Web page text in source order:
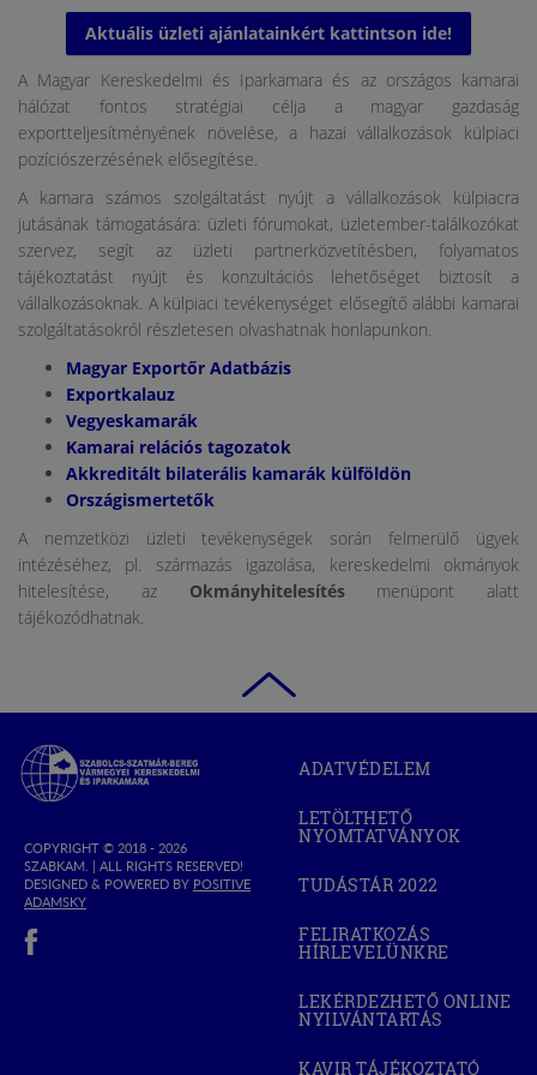
Aktuális üzleti ajánlatainkért kattintson ide!
A Magyar Kereskedelmi és Iparkamara és az országos kamarai
hálózat fontos stratégiai célja a magyar gazdaság
exportteljesítményének növelése, a hazai vállalkozások külpiaci
pozíciószerzésének elősegítése.
A kamara számos szolgáltatást nyújt a vállalkozások külpiacra
jutásának támogatására: üzleti fórumokat, üzletember-találkozókat
szervez, segít az üzleti partnerközvetítésben, folyamatos
tájékoztatást nyújt és konzultációs lehetőséget biztosít a
vállalkozásoknak. A külpiaci tevékenységet elősegítő alábbi kamarai
szolgáltatásokról részletesen olvashatnak honlapunkon.
Magyar Exportőr Adatbázis
Exportkalauz
Vegyeskamarák
Kamarai relációs tagozatok
Akkreditált bilaterális kamarák külföldön
Országismertetők
A nemzetközi üzleti tevékenységek során felmerülő ügyek
intézéséhez, pl. származás igazolása, kereskedelmi okmányok
hitelesítése, az Okmányhitelesítés menüpont alatt
tájékozódhatnak.
Szabolcs-
Szatmár-
Bereg
Kereskedelmi
és
Iparkamara
COPYRIGHT © 2018 - 2026
SZABKAM. | ALL RIGHTS RESERVED!
DESIGNED & POWERED BY POSITIVE
ADAMSKY(OPEN
ADATVÉDELEM
LETÖLTHETŐ
NYOMTATVÁNYOK
TUDÁSTÁR 2022
WINDOW)
FELIRATKOZÁS
HÍRLEVELÜNKRE
LEKÉRDEZHETŐ ONLINE
NYILVÁNTARTÁS
NEW
KAVIR TÁJÉKOZTATÓ